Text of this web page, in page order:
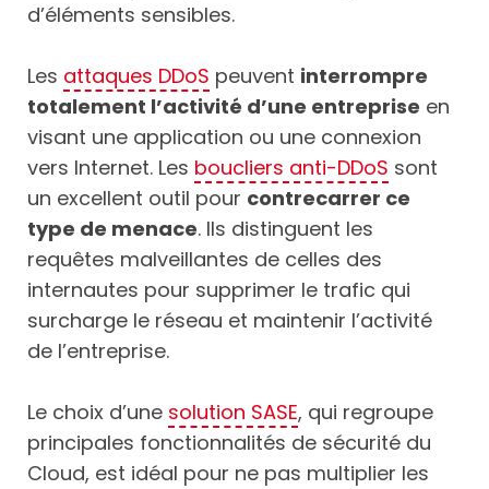
d’éléments sensibles.
Les attaques DDoS peuvent interrompre
totalement l’activité d’une entreprise en
visant une application ou une connexion
vers Internet. Les boucliers anti-DDoS sont
un excellent outil pour contrecarrer ce
type de menace. Ils distinguent les
requêtes malveillantes de celles des
internautes pour supprimer le trafic qui
surcharge le réseau et maintenir l’activité
de l’entreprise.
Le choix d’une solution SASE, qui regroupe
principales fonctionnalités de sécurité du
Cloud, est idéal pour ne pas multiplier les